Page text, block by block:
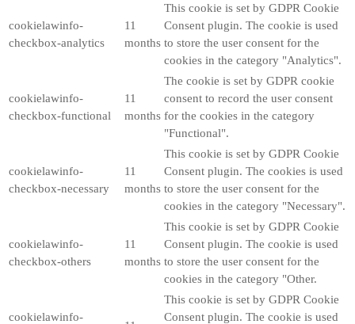
cookielawinfo-
checkbox-analytics
11
months
This cookie is set by GDPR Cookie
Consent plugin. The cookie is used
to store the user consent for the
cookies in the category "Analytics".
cookielawinfo-
checkbox-functional
11
months
The cookie is set by GDPR cookie
consent to record the user consent
for the cookies in the category
"Functional".
cookielawinfo-
checkbox-necessary
11
months
This cookie is set by GDPR Cookie
Consent plugin. The cookies is used
to store the user consent for the
cookies in the category "Necessary".
cookielawinfo-
checkbox-others
11
months
This cookie is set by GDPR Cookie
Consent plugin. The cookie is used
to store the user consent for the
cookies in the category "Other.
cookielawinfo-
This cookie is set by GDPR Cookie
Consent plugin. The cookie is used